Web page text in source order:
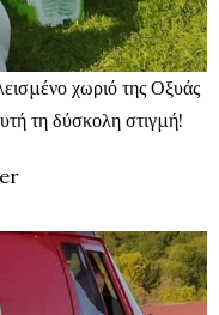
χωριό της Οξυάς
τη δύσκολη στιγμή!